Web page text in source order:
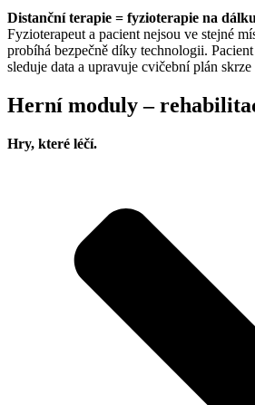
Distanční terapie = fyzioterapie na
Fyzioterapeut a pacient nejsou ve stejné
probíhá bezpečně díky technologii.
sleduje data a upravuje cvičební plán
Herní moduly –
Hry, které léčí.